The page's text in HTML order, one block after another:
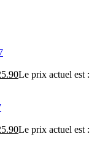
Le prix actuel est :
Le prix actuel est :